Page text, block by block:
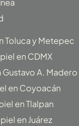
Toluca y Metepec
en CDMX
A. Madero
en Coyoacán
en Tlalpan
en Juárez